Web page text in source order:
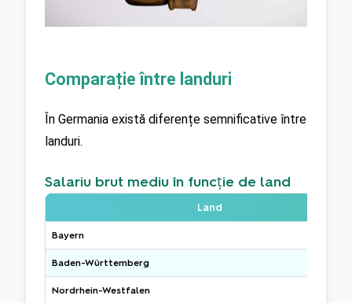
Comparație între landuri
În Germania există diferențe semnificative între
landuri.
Salariu brut mediu în funcție de land
Land
Bayern
Baden-Württemberg
Nordrhein-Westfalen